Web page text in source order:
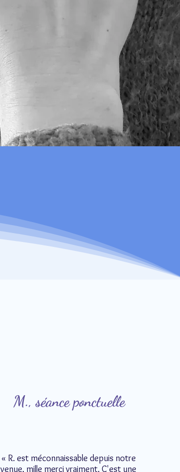
M., séance ponctuelle
« R. est méconnaissable depuis notre
venue, mille merci vraiment. C'est une